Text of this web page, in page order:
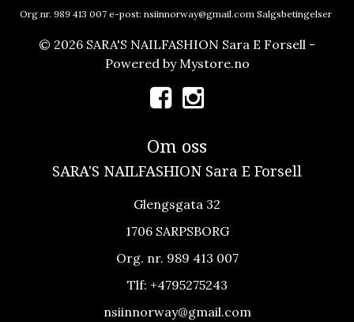
Org nr. 989 413 007 e-post: nsiinnorway@gmail.com Salgsbetingelser
© 2026 SARA'S NAILFASHION Sara E Forsell -
Powered by Mystore.no
Om oss
SARA'S NAILFASHION Sara E Forsell
Glengsgata 32
1706 SARPSBORG
Org. nr. 989 413 007
Tlf: +4795275243
nsiinnorway@gmail.com